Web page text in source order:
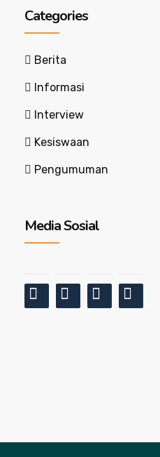
Categories
Berita
Informasi
Interview
Kesiswaan
Pengumuman
Media Sosial